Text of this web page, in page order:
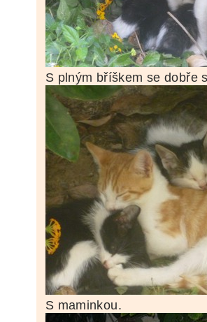
S plným bříškem se dobře
S maminkou.